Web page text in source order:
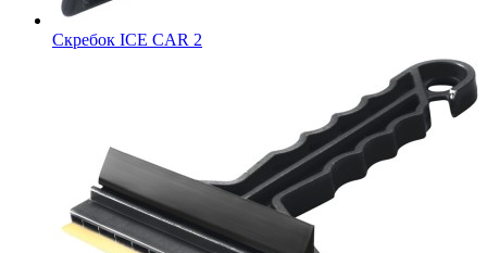
Скребок ICE CAR 2